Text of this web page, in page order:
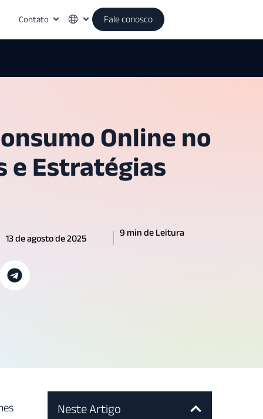
Contato Fale conosco
Online no
e Estratégias
13 de agosto de 2025
9 min de Leitura
Neste Artigo